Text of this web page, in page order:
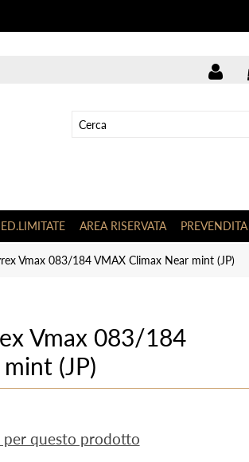
ED.LIMITATE AREA RISERVATA PREVENDITA
Vmax 083/184 VMAX Climax Near mint (JP)
Vmax 083/184
(JP)
per questo prodotto